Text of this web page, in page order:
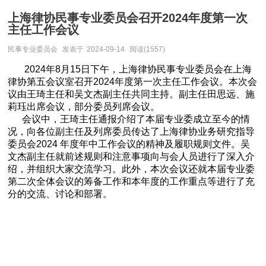
上海律协民事专业委员会召开2024年度第一次
主任工作会议
民事专业委员会 发表于 2024-09-14 阅读(1557)
2024年8月15日下午，上海律协民事专业委员会在上海
律协第五会议室召开2024年度第一次主任工作会议。本次会
议由王琦主任和吴文杰副主任共同主持。副主任田思远、施
莉珏出席会议，部分委员列席会议。
会议中，王琦主任通报介绍了本届专业委成立至今的情
况，向各位副主任及列席委员传达了上海律协业务研究指导
委员会2024 年度年中工作会议的精神及履职规则文件。吴
文杰副主任就前述规则和注意事项向与会人员进行了深入介
绍，并组织大家交流学习。此外，本次会议还就本届专业委
第二次全体会议的筹备工作和本年度的工作重点等进行了充
分的交流、讨论和部署。